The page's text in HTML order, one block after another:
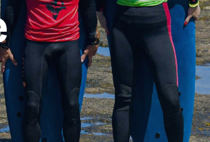
de
Despedida de
soltero
Despedida de
soltera